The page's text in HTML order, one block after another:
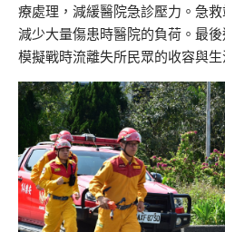
療處理，減緩醫院急診壓力。急
減少大量傷患時醫院的負荷。最
模擬戰時流離失所民眾的收容與生